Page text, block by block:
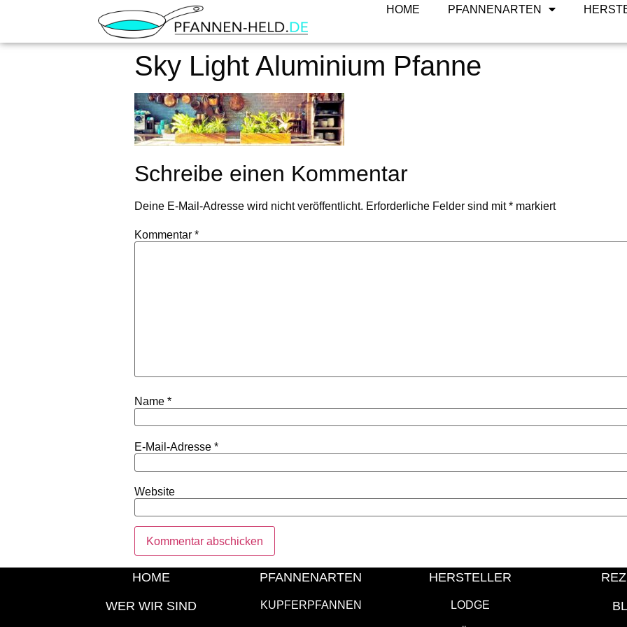
HOME PFANNENARTEN
Sky Light Aluminium Pfanne
Schreibe einen Kommentar
Deine E-Mail-Adresse wird nicht veröffentlicht. Erforderliche Felder sind mit* markiert
Kommentar *
Name *
E-Mail-Adresse *
Website
HOME
WER WIR SIND
PFANNENARTEN
KUPFERPFANNEN
HERSTELLER
LODGE